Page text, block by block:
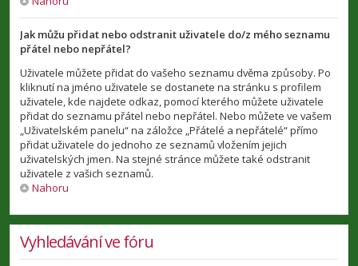
Jak můžu přidat nebo odstranit uživatele do/z mého seznamu
přátel nebo nepřátel?
Uživatele můžete přidat do vašeho seznamu dvěma způsoby. Po
kliknutí na jméno uživatele se dostanete na stránku s profilem
uživatele, kde najdete odkaz, pomocí kterého můžete uživatele
přidat do seznamu přátel nebo nepřátel. Nebo můžete ve vašem
„Uživatelském panelu“ na záložce „Přátelé a nepřátelé“ přímo
přidat uživatele do jednoho ze seznamů vložením jejich
uživatelských jmen. Na stejné stránce můžete také odstranit
uživatele z vašich seznamů.
Nahoru
Vyhledávání ve fóru